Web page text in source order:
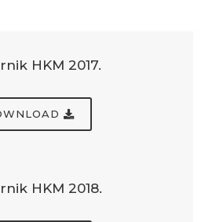
HKM 2017.
HKM 2018.